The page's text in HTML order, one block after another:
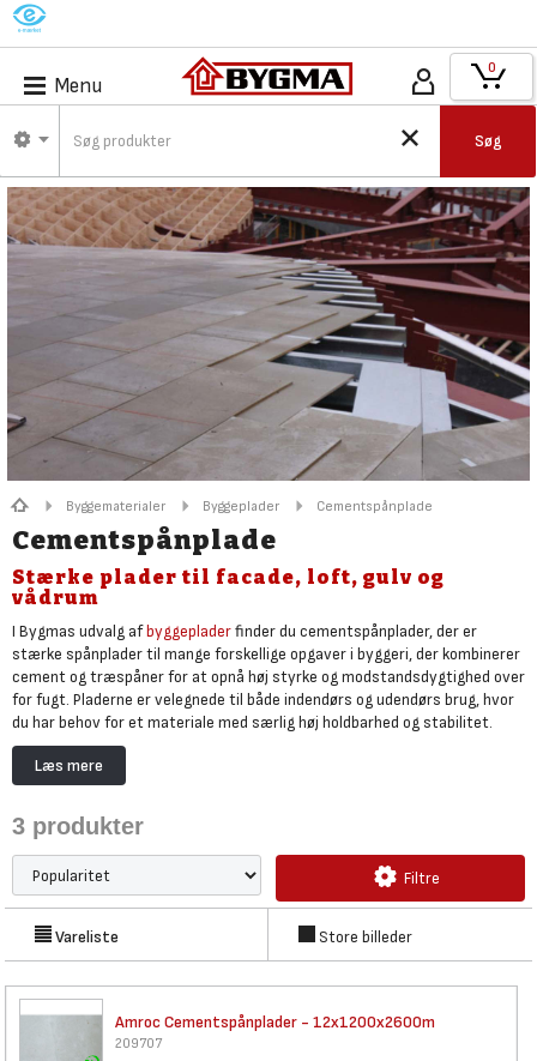
M
Menu
Søg
0
Byggematerialer Byggeplader Cementspånplade
Cementspånplade
Stærke plader til facade, loft, gulv og
vådrum
I Bygmas udvalg afbyggepladerfinder du cementspånplader, der er
stærke spånplader til mange forskellige opgaver i byggeri, der kombinerer
cement og træspåner for at opnå høj styrke og modstandsdygtighed over
for fugt. Pladerne er velegnede til både indendørs og udendørs brug, hvor
du har behov for et materiale med særlig høj holdbarhed og stabilitet.
Cementspånplader anvendes typisk i forbindelse med
vægge i vådrum, underlag i
kravene.
Ved brug af cementspånplader skal du være opmærksom på korrekt
monteringen , da pladerne kræver understøtning og afstand til underlag
for at undgå fugtskader og revnedannelse. Det er vigtigt at anvende
rustfri skruer og følge producentens anvisninger for fugtbeskyttelse og
Læs mere
3 produkter
Filtre
Vareliste Store billeder
Amroc Cementspånplader - 12x1200x2600m
209707